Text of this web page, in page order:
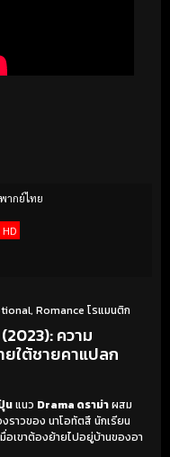
พากย์ไทย
, Romance โรแมนติก
ความ
ยใต้ชายคาแปลก
นแนว Drama ดราม่าผสม
ราวของ นาโอทัตสึ นักเรียน
อเขาต้องย้ายไปอยู่บ้านของอา